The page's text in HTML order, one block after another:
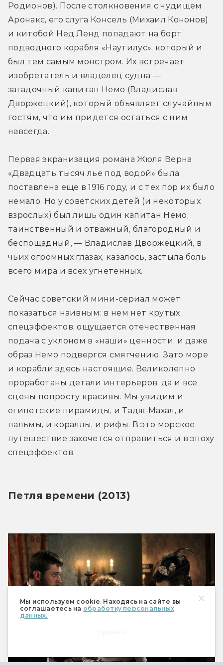
Мы используем cookie. Находясь на сайте вы
соглашаетесь на обработку персональных
данных.
Родионов). После столкновения с чудищем
Аронакс, его слуга Консель (Михаил Кононов)
и китобой Нед Ленд попадают на борт
подводного корабля «Наутилус», который и
был тем самым монстром. Их встречает
изобретатель и владелец судна —
загадочный капитан Немо (Владислав
Дворжецкий), который объявляет случайным
гостям, что им придется остаться с ним
навсегда.
Первая экранизация романа Жюля Верна
«Двадцать тысяч лье под водой» была
поставлена еще в 1916 году, и с тех пор их было
немало. Но у советских детей (и некоторых
взрослых) был лишь один капитан Немо,
таинственный и отважный, благородный и
беспощадный, — Владислав Дворжецкий, в
чьих огромных глазах, казалось, застыла боль
всего мира и всех угнетенных.
Сейчас советский мини-сериал может
показаться наивным: в нем нет крутых
спецэффектов, ощущается отечественная
подача с уклоном в «наши» ценности, и даже
образ Немо подвергся смягчению. Зато море
и корабли здесь настоящие. Великолепно
проработаны детали интерьеров, да и все
сцены попросту красивы. Мы увидим и
египетские пирамиды, и Тадж-Махал, и
пальмы, и кораллы, и рифы. В это морское
путешествие захочется отправиться и в эпоху
спецэффектов.
Петля времени (2013)